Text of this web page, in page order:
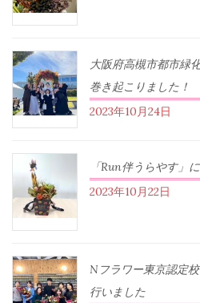
大阪府高槻市都市緑
巻き起こりました！
2023年10月24日
「Run伴うらやす」
2023年10月22日
Nフラワー東京認定
行いました